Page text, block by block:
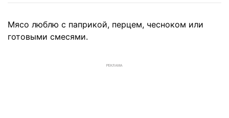
Мясо люблю с паприкой, перцем, чесноком или
готовыми смесями.
РЕКЛАМА